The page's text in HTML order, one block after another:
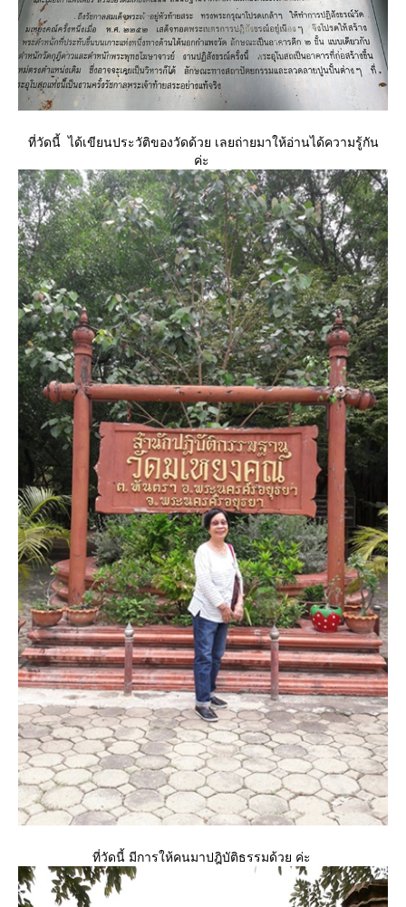
ที่วัดนี้ ได้เขียนประวัติของวัดด้วย เลยถ่ายมาให้อ่านได้ความรู้กัน
ค่ะ
ที่วัดนี้ มีการให้คนมาปฎิบัติธรรมด้วย ค่ะ